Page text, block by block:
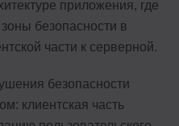
приложения, где
безопасности в
части к серверной.
безопасности
клиентская часть